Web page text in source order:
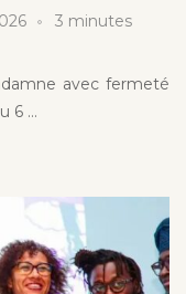
3 minutes
avec fermeté
6 …